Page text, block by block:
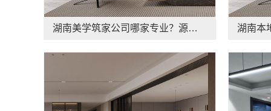
湖南美学筑家公司哪家专业？源头直供